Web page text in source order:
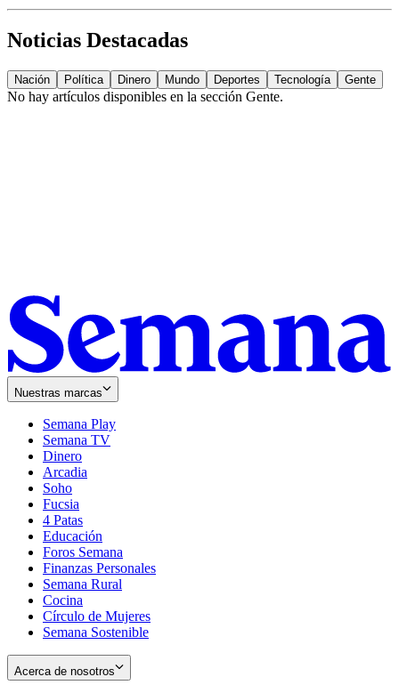
Noticias Destacadas
Nación Política Dinero Mundo Deportes Tecnología Gente
No hay artículos disponibles en la sección Gente.
Nuestras marcas
Semana Play
Semana TV
Dinero
Arcadia
Soho
in
new
window
Fucsia
in
new
window
4 Patas
Educación
Foros Semana
Finanzas Personales
Semana Rural
Cocina
Círculo de Mujeres
Semana Sostenible
Acerca de nosotros